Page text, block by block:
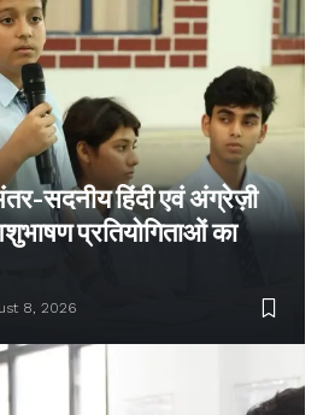
सदनीय हिंदी एवं अंग्रेज़ी
प्रतियोगिताओं का
8, 2026